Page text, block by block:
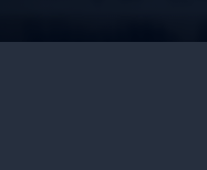
Rejoignez-nous !